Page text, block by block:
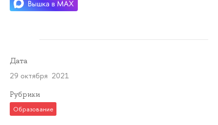
Дата
29 октября 2021
Рубрики
Образование